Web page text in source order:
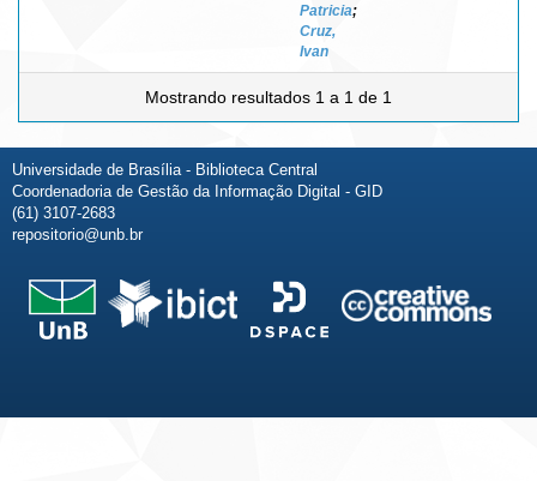
Patricia;
Cruz,
Ivan
Mostrando resultados 1 a 1 de 1
Universidade de Brasília - Biblioteca Central
Coordenadoria de Gestão da Informação Digital - GID
(61) 3107-2683
repositorio@unb.br